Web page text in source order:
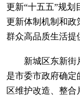
更新“十五五”规
更新体制机制和政
群众高品质生活提
新城区东新街片
是市委市政府确定
区维护改造、整